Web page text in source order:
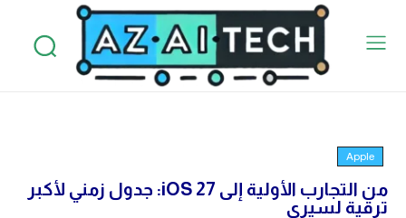
Apple
من التجارب الأولية إلى iOS 27: جدول زمني لأكبر
ترقية لسيري